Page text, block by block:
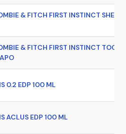
& FITCH FIRST INSTINCT
& FITCH FIRST INSTINCT
0.2 EDP 100 ML
ACLUS EDP 100 ML